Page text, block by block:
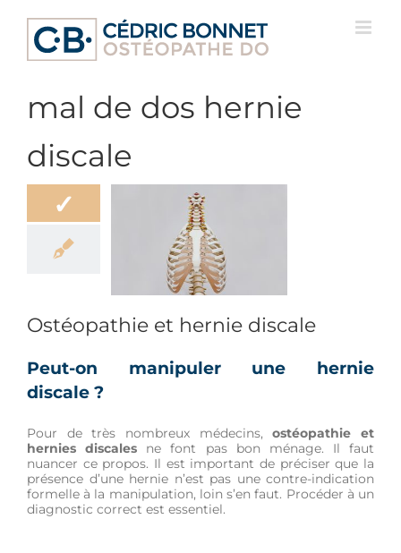
contenu
mal de dos hernie
discale
✓
et hernie
Ostéopathie et hernie discale
Peut-on manipuler une hernie
discale ?
Pour de très nombreux médecins,ostéopathie et
hernies discales ne font pas bon ménage. Il faut
nuancer ce propos. Il est important de préciser que la
présence d’une hernie n’est pas une contre-indication
formelle à la manipulation, loin s’en faut. Procéder à un
diagnostic correct est essentiel.